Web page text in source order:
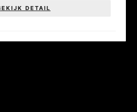
DETAIL